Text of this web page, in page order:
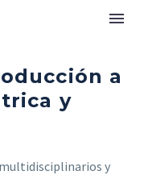
a
y
y